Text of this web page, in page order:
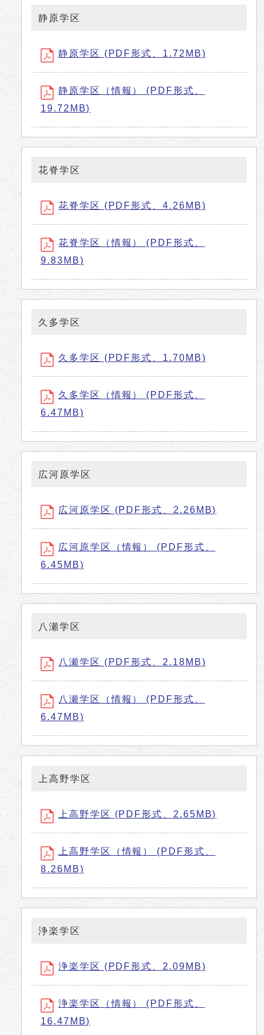
静原学区
静原学区 (PDF形式、1.72MB)
静原学区（情報） (PDF形式、
19.72MB)
花脊学区
花脊学区 (PDF形式、4.26MB)
花脊学区（情報） (PDF形式、
9.83MB)
久多学区
久多学区 (PDF形式、1.70MB)
久多学区（情報） (PDF形式、
6.47MB)
広河原学区
広河原学区 (PDF形式、2.26MB)
広河原学区（情報） (PDF形式、
6.45MB)
八瀬学区
八瀬学区 (PDF形式、2.18MB)
八瀬学区（情報） (PDF形式、
6.47MB)
上高野学区
上高野学区 (PDF形式、2.65MB)
上高野学区（情報） (PDF形式、
8.26MB)
浄楽学区
浄楽学区 (PDF形式、2.09MB)
浄楽学区（情報） (PDF形式、
16.47MB)